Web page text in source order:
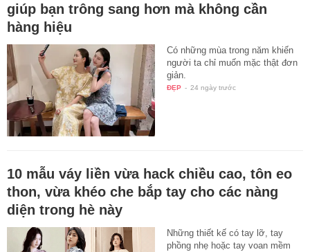
giúp bạn trông sang hơn mà không cần
hàng hiệu
Có những mùa trong năm khiến
người ta chỉ muốn mặc thật đơn
giản.
ĐẸP - 24 ngày trước
10 mẫu váy liền vừa hack chiều cao, tôn eo
thon, vừa khéo che bắp tay cho các nàng
diện trong hè này
Những thiết kế có tay lỡ, tay
phồng nhẹ hoặc tay voan mềm